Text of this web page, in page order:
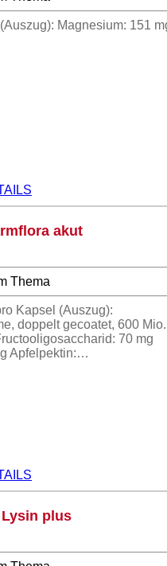
Magnesium: 151
akut
Kapsel (Auszug):
doppelt gecoatet, 600 Mio.
70 mg
Apfelpektin:…
plus